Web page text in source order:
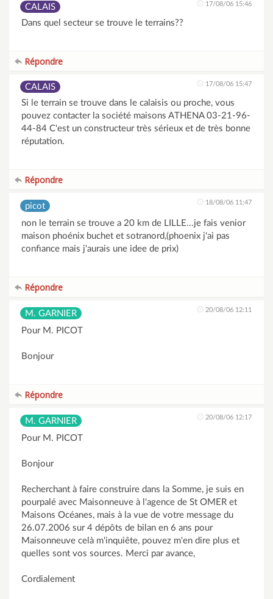
CALAIS 17/08/06 15:46
Dans quel secteur se trouve le terrains??
Répondre
CALAIS 17/08/06 15:47
Si le terrain se trouve dans le calaisis ou proche, vous
pouvez contacter la société maisons ATHENA 03-21-96-
44-84 C'est un constructeur très sérieux et de très bonne
réputation.
Répondre
picot 18/08/06 11:47
non le terrain se trouve a 20 km de LILLE...je fais venior
maison phoénix buchet et sotranord,(phoenix j'ai pas
confiance mais j'aurais une idee de prix)
Répondre
M. GARNIER 20/08/06 12:11
Pour M. PICOT
Bonjour
Répondre
M. GARNIER 20/08/06 12:17
Pour M. PICOT
Bonjour
Recherchant à faire construire dans la Somme, je suis en
pourpalé avec Maisonneuve à l'agence de St OMER et
Maisons Océanes, mais à la vue de votre message du
26.07.2006 sur 4 dépôts de bilan en 6 ans pour
Maisonneuve celà m'inquiête, pouvez m'en dire plus et
quelles sont vos sources. Merci par avance,
Cordialement